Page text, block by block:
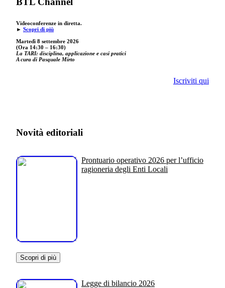
Videoconferenze in diretta.
► Scopri di più
Martedì 8 settembre 2026
(Ora 14:30 – 16:30)
La TARI: disciplina, applicazione e casi pratici
A cura di Pasquale Mirto
Iscriviti qui
Novità editoriali
Prontuario operativo 2026 per l’ufficio
ragioneria degli Enti Locali
Scopri di più
Legge di bilancio 2026